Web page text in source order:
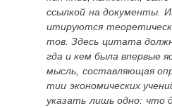
ссылкой на документы.
итируются
тов. Здесь цитата
гда и кем была впервые
мысль, составляющая
тии экономических
указать лишь одно: что